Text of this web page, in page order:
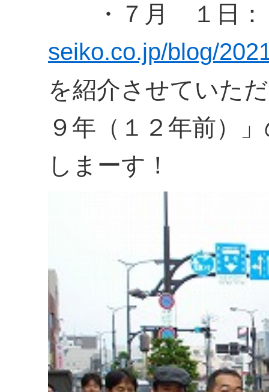
・７月 １日：
seiko.co.jp/blog/
を紹介させていた
９年（１２年前）
しまーす！